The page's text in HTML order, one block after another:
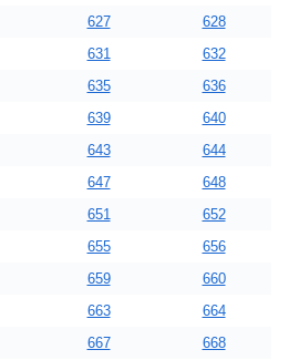
627
628
631
632
635
636
639
640
643
644
647
648
651
652
655
656
659
660
663
664
667
668